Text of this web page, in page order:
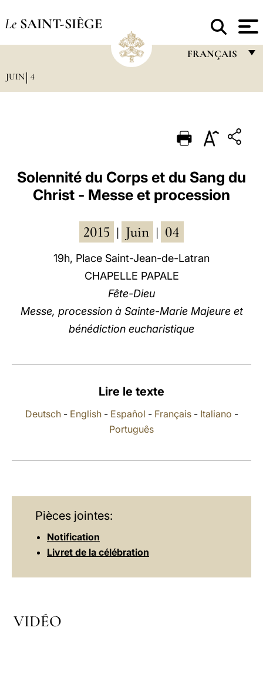
Le SAINT-SIÈGE
FRANÇAIS
PORTUGUÊS
ESPAÑOL
DEUTSCH
中文
JUIN 4
Solennité du Corps et du Sang du
Christ - Messe et procession
2015 Juin 04
19h, Place Saint-Jean-de-Latran
CHAPELLE PAPALE
Fête-Dieu
Messe, procession à Sainte-Marie Majeure et
bénédiction eucharistique
Lire le texte
Deutsch- English- Español - Français- Italiano -
Português
Pièces jointes:
Notification
Livret de la célébration
VIDÉO